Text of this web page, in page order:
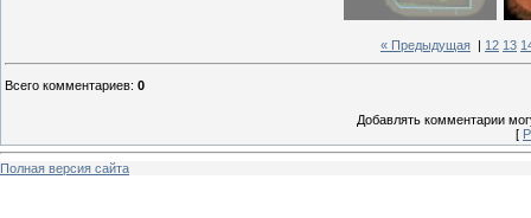
« Предыдущая 12 13
Всего комментариев: 0
Добавлять комментарии
[
Полная версия сайта